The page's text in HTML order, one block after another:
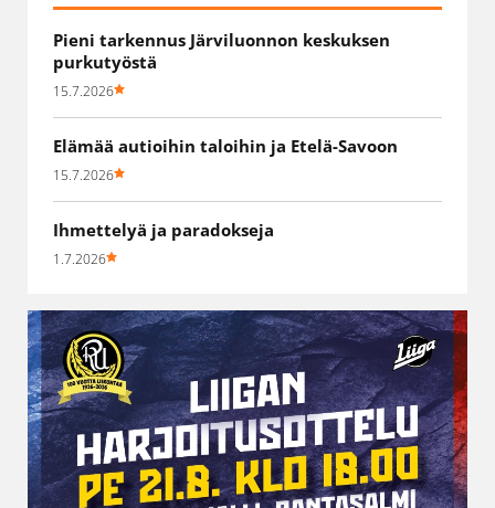
Pieni tarkennus Järviluonnon keskuksen
purkutyöstä
15.7.2026
Elämää autioihin taloihin ja Etelä-Savoon
15.7.2026
Ihmettelyä ja paradokseja
1.7.2026